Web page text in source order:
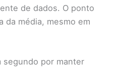
de dados. O ponto
da média, mesmo em
segundo por manter